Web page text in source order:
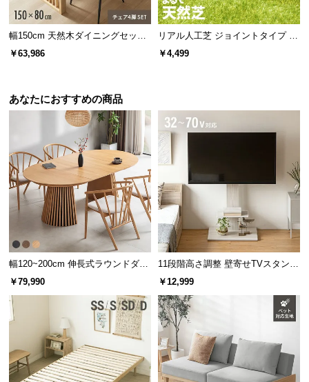
幅150cm 天然木ダイニングセット
一枚板デザイン 4人掛け
￥63,986
リアル人工芝 ジョイントタイプ 30
cm 9枚 芝丈35mm
￥4,499
あなたにおすすめの商品
幅120~200cm 伸長式ラウンドダイ
ニングテーブル 6人掛け 天然木突
板 美しい格子デザイン
￥79,990
11段階高さ調整 壁寄せTVスタンド
キャスター付き 上下左右角度調節
￥12,999